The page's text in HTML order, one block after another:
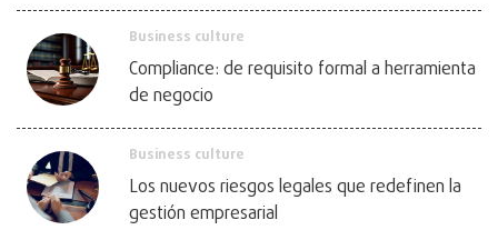
Business culture
Compliance: de requisito formal a herramienta
de negocio
Business culture
Los nuevos riesgos legales que redefinen la
gestión empresarial